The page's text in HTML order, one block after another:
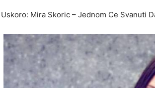
Uskoro: Mira Skoric – Jednom Ce Svanuti